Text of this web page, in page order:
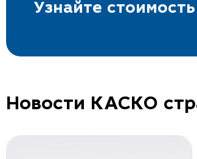
Узнайте
Новости КАСКО